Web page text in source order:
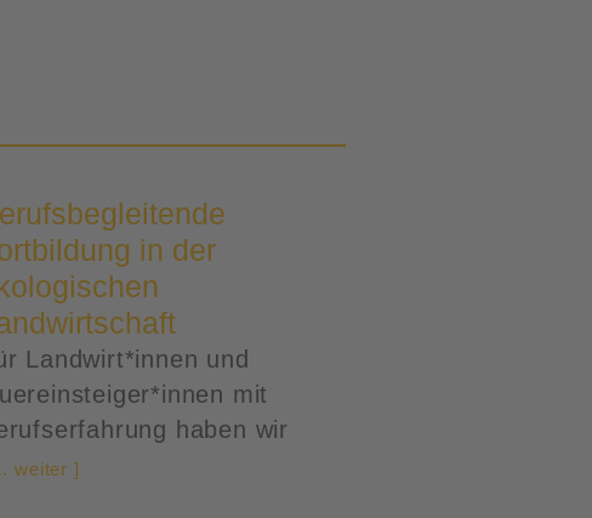
in der
Landwirt*innen und
mit
haben wir
weiter ]